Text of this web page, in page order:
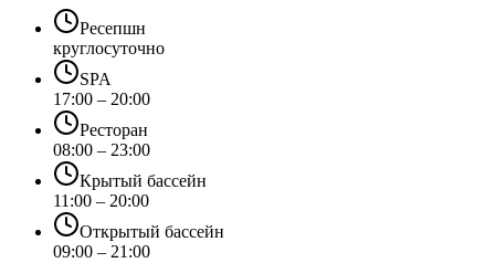
Ресепшн
круглосуточно
SPA
17:00 – 20:00
Ресторан
08:00 – 23:00
Крытый бассейн
11:00 – 20:00
Открытый бассейн
09:00 – 21:00